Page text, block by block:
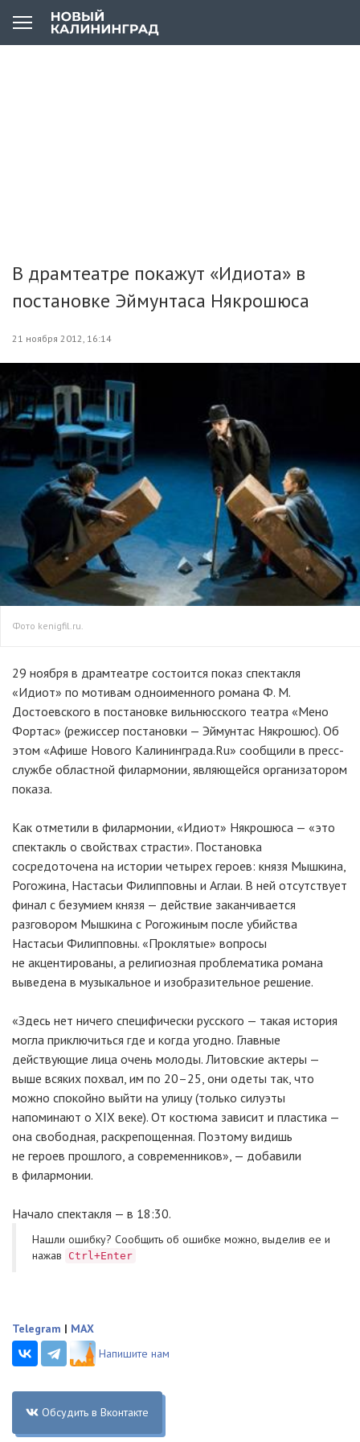
В драмтеатре покажут «Идиота» в
постановке Эймунтаса Някрошюса
21 ноября 2012, 16:14
Фото kenigfil.ru.
29 ноября в драмтеатре состоится показ спектакля
«Идиот» по мотивам одноименного романа Ф. М.
Достоевского в постановке вильнюсского театра «Мено
Фортас» (режиссер постановки — Эймунтас Някрошюс). Об
этом «Афише Нового Калининграда.Ru» сообщили в пресс-
службе областной филармонии, являющейся организатором
показа.
Как отметили в филармонии, «Идиот» Някрошюса — «это
спектакль о свойствах страсти». Постановка
сосредоточена на истории четырех героев: князя Мышкина,
Рогожина, Настасьи Филипповны и Аглаи. В ней отсутствует
финал с безумием князя — действие заканчивается
разговором Мышкина с Рогожиным после убийства
Настасьи Филипповны. «Проклятые» вопросы
не акцентированы, а религиозная проблематика романа
выведена в музыкальное и изобразительное решение.
«Здесь нет ничего специфически русского — такая история
могла приключиться где и когда угодно. Главные
действующие лица очень молоды. Литовские актеры —
выше всяких похвал, им по 20–25, они одеты так, что
можно спокойно выйти на улицу (только силуэты
напоминают о XIX веке). От костюма зависит и пластика —
она свободная, раскрепощенная. Поэтому видишь
не героев прошлого, а современников», — добавили
в филармонии.
Начало спектакля — в 18:30.
Нашли ошибку? Cообщить об ошибке можно, выделив ее и
нажав
Ctrl+Enter
Telegram | MAX
Напишите нам
Обсудить в Вконтакте